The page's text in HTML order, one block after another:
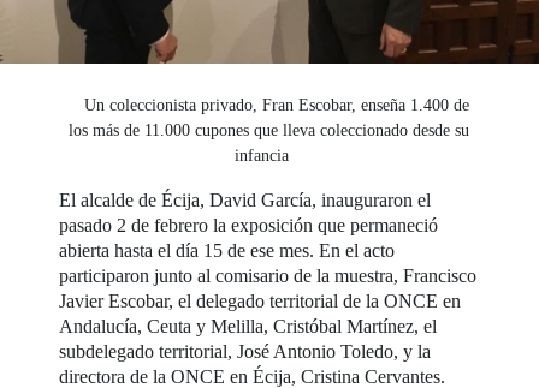
Un coleccionista privado, Fran Escobar, enseña 1.400 de
los más de 11.000 cupones que lleva coleccionado desde su
infancia
El alcalde de Écija, David García, inauguraron el
pasado 2 de febrero la exposición que permaneció
abierta hasta el día 15 de ese mes. En el acto
participaron junto al comisario de la muestra, Francisco
Javier Escobar, el delegado territorial de la ONCE en
Andalucía, Ceuta y Melilla, Cristóbal Martínez, el
subdelegado territorial, José Antonio Toledo, y la
directora de la ONCE en Écija, Cristina Cervantes.